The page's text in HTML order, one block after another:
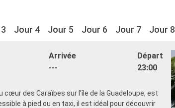
Jour 4 Jour 5 Jour 6 Jour 7 Jour 8
Arrivée
---
Départ
23:00
cœur des Caraïbes sur l'île de la Guadeloupe, est
à pied ou en taxi, il est idéal pour découvrir